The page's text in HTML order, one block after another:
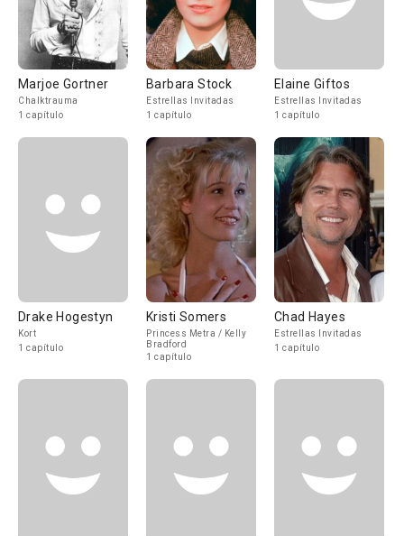
Marjoe Gortner
Chalktrauma
1 capítulo
Barbara Stock
Estrellas Invitadas
1 capítulo
Elaine Giftos
Estrellas Invitadas
1 capítulo
Drake Hogestyn
Kort
1 capítulo
Kristi Somers
Princess Metra / Kelly
Bradford
1 capítulo
Chad Hayes
Estrellas Invitadas
1 capítulo